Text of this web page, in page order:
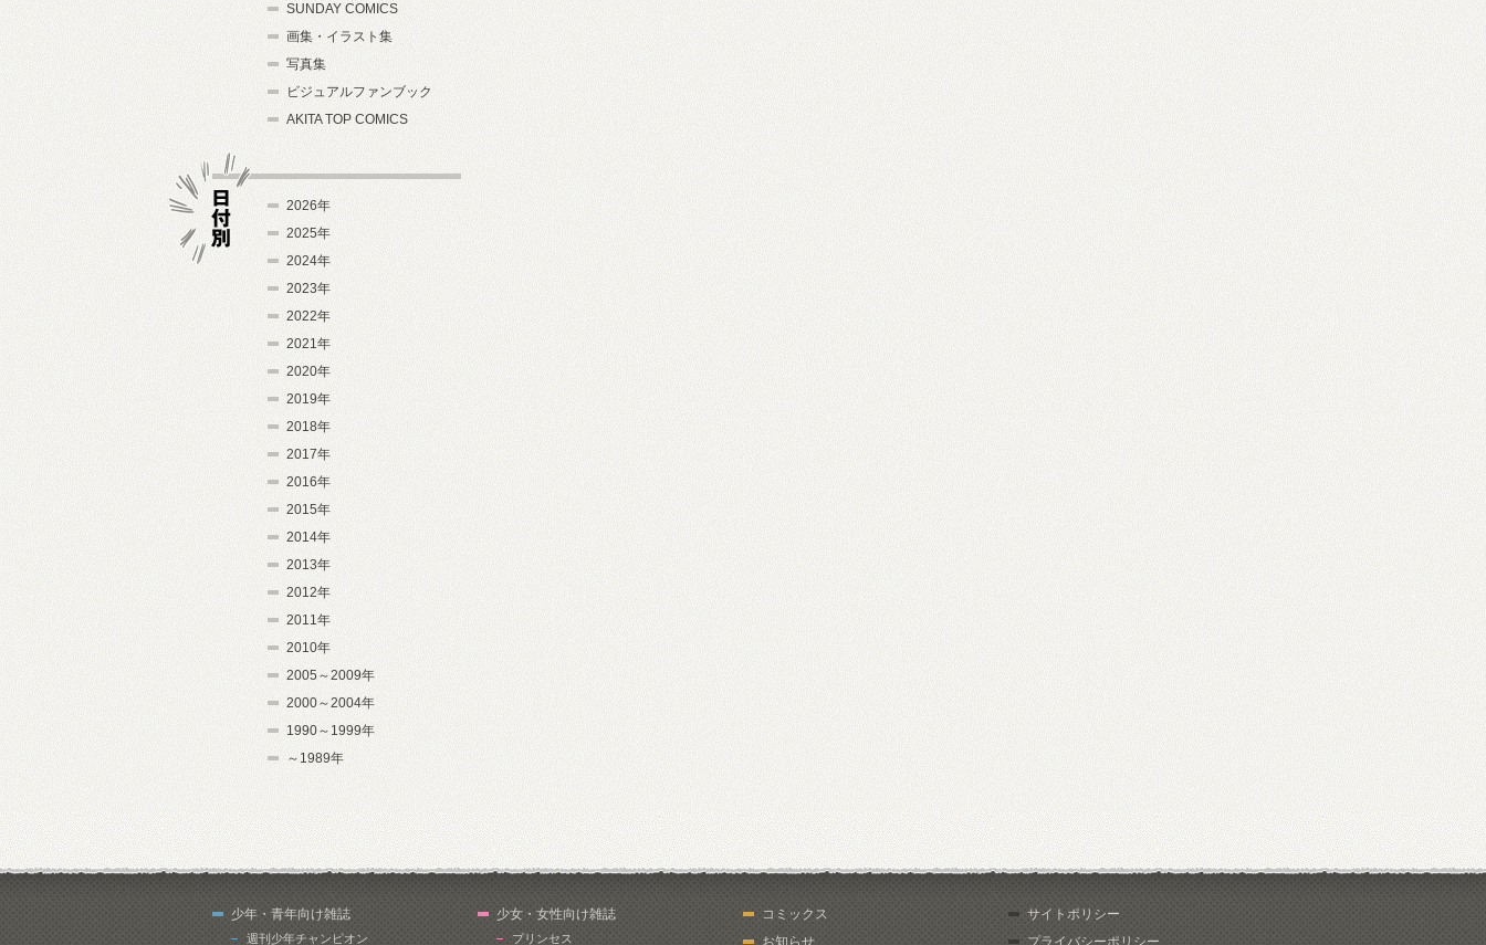
SUNDAY COMICS
画集・イラスト集
写真集
ビジュアルファンブック
AKITA TOP COMICS
2026年
2025年
2024年
2023年
2022年
2021年
2020年
2019年
2018年
2017年
2016年
2015年
2014年
2013年
2012年
2011年
2010年
2005～2009年
2000～2004年
1990～1999年
～1989年
少年・青年向け雑誌
週刊少年チャンピオン
少女・女性向け雑誌
プリンセス
コミックス
お知らせ
サイトポリシー
プライバシーポリシー